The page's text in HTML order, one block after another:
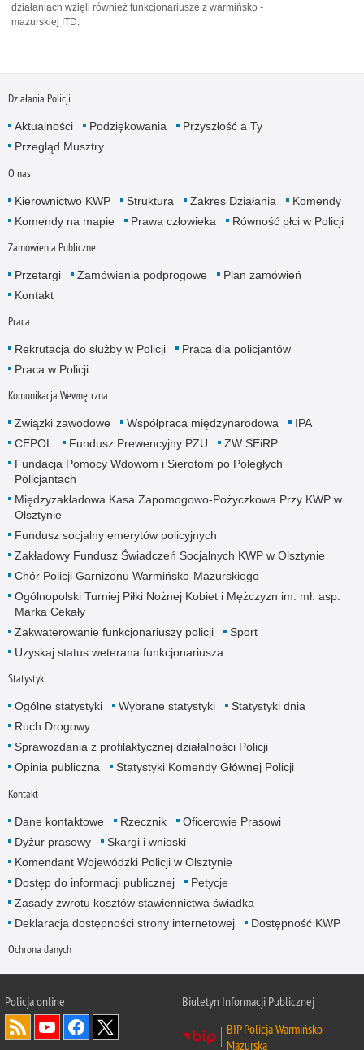
działaniach wzięli również funkcjonariusze z warmińsko -
mazurskiej ITD.
Działania Policji
Aktualności Podziękowania
Przyszłość a Ty
Przegląd Musztry
O nas
Kierownictwo KWP Struktura Zakres Działania
Komendy
Komendy na mapie
Prawa człowieka Równość płci w Policji
Zamówienia Publiczne
Przetargi Zamówienia podprogowe
Plan zamówień
Kontakt
Praca
Rekrutacja do służby w Policji
Praca dla policjantów
Praca w Policji
Komunikacja Wewnętrzna
Związki zawodowe Współpraca międzynarodowa
IPA
CEPOL
Fundusz Prewencyjny PZU
ZW SEiRP
Fundacja Pomocy Wdowom i Sierotom po Poległych
Policjantach
Międzyzakładowa Kasa Zapomogowo-Pożyczkowa Przy KWP w
Olsztynie
Fundusz socjalny emerytów policyjnych
Zakładowy Fundusz Świadczeń Socjalnych KWP w Olsztynie
Chór Policji Garnizonu Warmińsko-Mazurskiego
Ogólnopolski Turniej Piłki Nożnej Kobiet i Mężczyzn im. mł. asp.
Marka Cekały
Zakwaterowanie funkcjonariuszy policji
Sport
Uzyskaj status weterana funkcjonariusza
Statystyki
Ogólne statystyki Wybrane statystyki
Statystyki dnia
Ruch Drogowy
Sprawozdania z profilaktycznej działalności Policji
Opinia publiczna
Statystyki Komendy Głównej Policji
Kontakt
Dane kontaktowe Rzecznik
Oficerowie Prasowi
Dyżur prasowy
Skargi i wnioski
Komendant Wojewódzki Policji w Olsztynie
Dostęp do informacji publicznej
Petycje
Zasady zwrotu kosztów stawiennictwa świadka
Deklaracja dostępności strony internetowej
Dostępność KWP
Ochrona danych
Policja online
Biuletyn Informacji Publicznej
BIP Policja Warmińsko-
Mazurska